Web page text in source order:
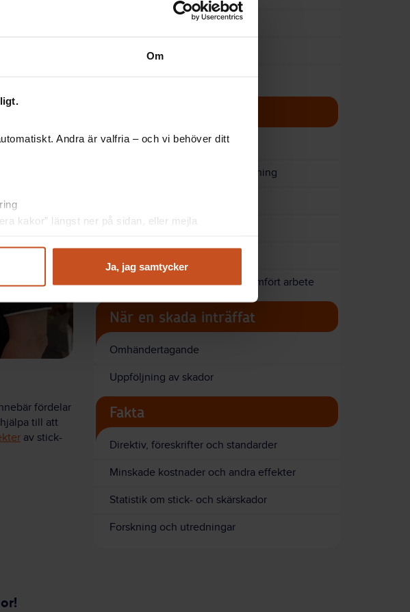
Om
Andra är valfria – och vi behöver ditt
kakor” längst ner på sidan, eller mejla
Ja, jag samtycker
ännu mer
skadan
liknande
fungerande
fördelar
till att
av stick-
Uppföljning av rutiner
Säkerhetsprodukter
Utbildning, träning och fortbildning
Handledarmaterial
Diplom - uppmärksamma genomfört arbete
När en skada inträffat
Omhändertagande
Uppföljning av skador
Fakta
Direktiv, föreskrifter och standarder
Minskade kostnader och andra effekter
Statistik om stick- och skärskador
Forskning och utredningar